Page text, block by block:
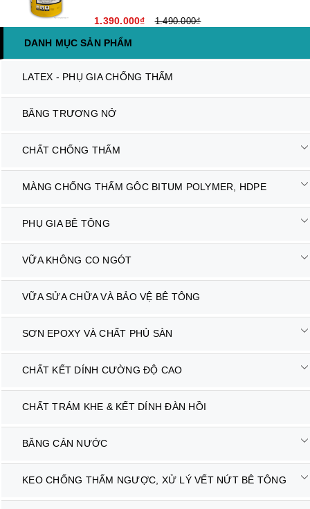
1.390.000₫ 1.490.000₫
DANH MỤC SẢN PHẨM
LATEX - PHỤ GIA CHỐNG THẤM
BĂNG TRƯƠNG NỞ
CHẤT CHỐNG THẤM
MÀNG CHỐNG THẤM GÔC BITUM POLYMER, HDPE
PHỤ GIA BÊ TÔNG
VỮA KHÔNG CO NGÓT
VỮA SỬA CHỮA VÀ BẢO VỆ BÊ TÔNG
SƠN EPOXY VÀ CHẤT PHỦ SÀN
CHẤT KẾT DÍNH CƯỜNG ĐỘ CAO
CHẤT TRÁM KHE & KẾT DÍNH ĐÀN HỒI
BĂNG CẢN NƯỚC
KEO CHỐNG THẤM NGƯỢC, XỬ LÝ VẾT NỨT BÊ TÔNG